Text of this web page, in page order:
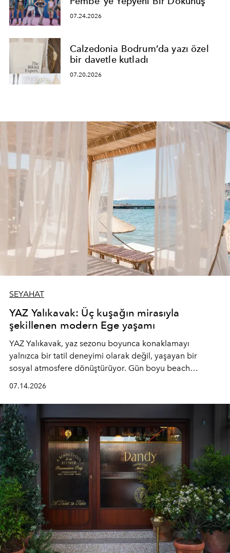
07.24.2026
Calzedonia Bodrum’da yazı özel
bir davetle kutladı
07.20.2026
SEYAHAT
YAZ Yalıkavak: Üç kuşağın mirasıyla
şekillenen modern Ege yaşamı
YAZ Yalıkavak, yaz sezonu boyunca konaklamayı
yalnızca bir tatil deneyimi olarak değil, yaşayan bir
sosyal atmosfere dönüştürüyor. Gün boyu beach
mutfağını modern dokunuşlarla müzikle buluşturan
tematik gastronomi geceleri misafirlerle buluşuyor.
Paylaşıma, lezzete ve müziğe odaklanan bu özel
akşamlar, YAZ’ın sade lüks anlayışını gün batımından
geceye taşıyarak her hafta farklı bir deneyim sunuyor.
07.14.2026